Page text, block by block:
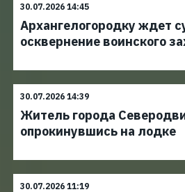
30.07.2026 14:45
Архангелогородку ждет
осквернение воинского
30.07.2026 14:39
Житель города
опрокинувшись на лодке
30.07.2026 11:19